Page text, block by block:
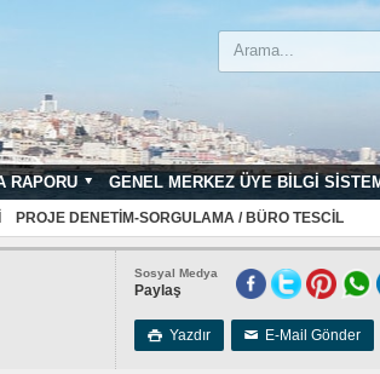
RAPORU GENEL MERKEZ ÜYE BILGI
PROJE DENETIM-SORGULAMA / BÜRO TESCIL
Sosyal Medya
Paylaş
 Yazdır ✉ E-Mail Gönder